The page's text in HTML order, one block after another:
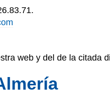
web y del de la citada